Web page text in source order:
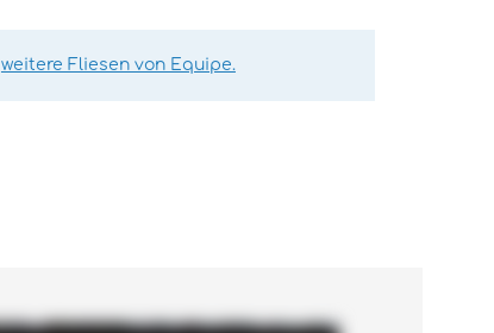
weitere Fliesen von Equipe.